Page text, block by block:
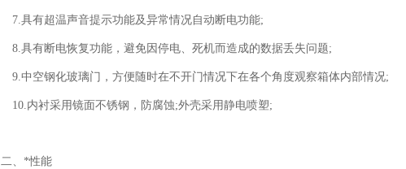
7.具有超温声音提示功能及异常情况自动断电功能;
8.具有断电恢复功能，避免因停电、死机而造成的数据丢失问题;
9.中空钢化玻璃门，方便随时在不开门情况下在各个角度观察箱体内部情况;
10.内衬采用镜面不锈钢，防腐蚀;外壳采用静电喷塑;
二、*性能